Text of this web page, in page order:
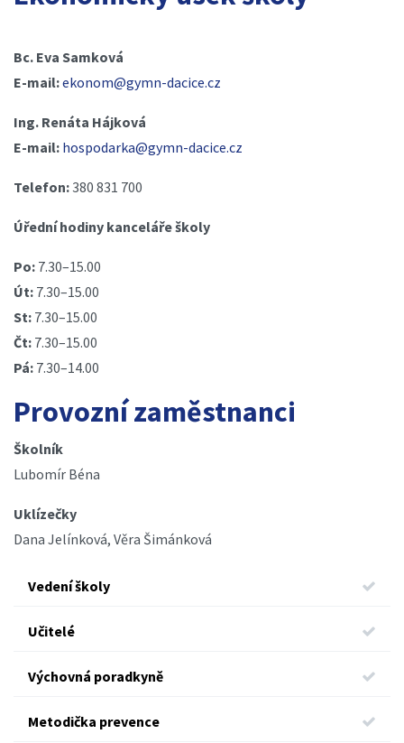
Bc. Eva Samková
E-mail:ekonom@gymn-dacice.cz
Ing. Renáta Hájková
E-mail: hospodarka@gymn-dacice.cz
Telefon:380 831 700
Úřední hodiny kanceláře školy
Po: 7.30–15.00
Út: 7.30–15.00
St: 7.30–15.00
Čt: 7.30–15.00
Pá: 7.30–14.00
Provozní zaměstnanci
Školník
Lubomír Béna
Uklízečky
Dana Jelínková, Věra Šimánková
Vedení školy
Učitelé
Výchovná poradkyně
Metodička prevence